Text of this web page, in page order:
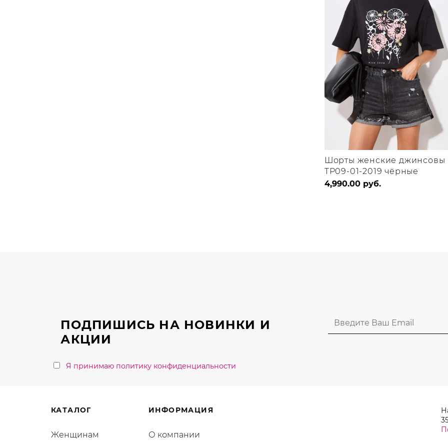
на
странице
товара.
Шорты женские джинсовы
TP09-01-2019 чёрные
4,990.00руб.Этот
ПОДПИШИСЬ НА НОВИНКИ И
АКЦИИ
Я принимаю политику конфиденциальности
КАТАЛОГ
Женщинам
ИНФОРМАЦИЯ
О компании